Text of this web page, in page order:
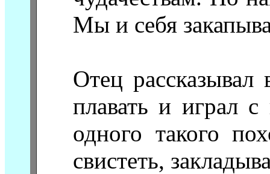
Мы и себя
Отец рассказывал
плавать и играл
одного такого
свистеть,